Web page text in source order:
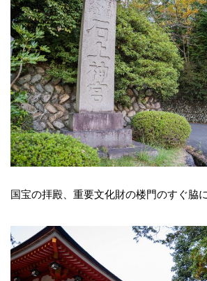
国宝の拝殿、重要文化財の楼門のすぐ